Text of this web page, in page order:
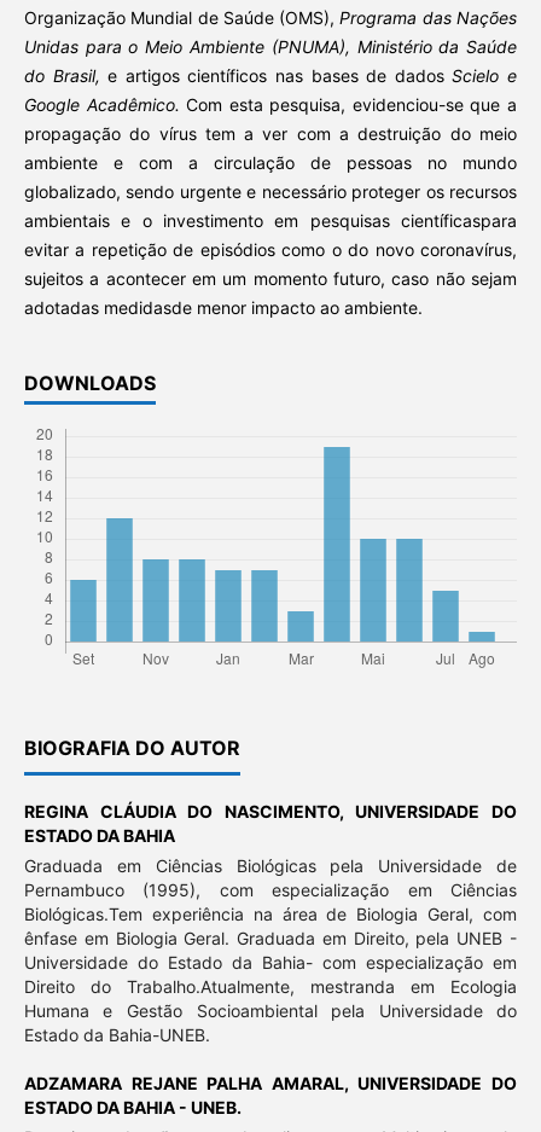
Organização Mundial de Saúde (OMS),Programa das Nações
Unidas para o Meio Ambiente (PNUMA), Ministério da Saúde
do Brasil,e artigos científicos nas bases de dadosScielo e
Google Acadêmico. Com esta pesquisa, evidenciou-se que a
propagação do vírus tem a ver com a destruição do meio
ambiente e com a circulação de pessoas no mundo
globalizado, sendo urgente e necessário proteger os recursos
ambientais e o investimento em pesquisas científicaspara
evitar a repetição de episódios como o do novo coronavírus,
sujeitos a acontecer em um momento futuro, caso não sejam
adotadas medidasde menor impacto ao ambiente.
DOWNLOADS
BIOGRAFIA DO AUTOR
REGINA CLÁUDIA DO NASCIMENTO,UNIVERSIDADE DO
ESTADO DA BAHIA
Graduada em Ciências Biológicas pela Universidade de
Pernambuco (1995), com especialização em Ciências
Biológicas.Tem experiência na área de Biologia Geral, com
ênfase em Biologia Geral. Graduada em Direito, pela UNEB -
Universidade do Estado da Bahia- com especialização em
Direito do Trabalho.Atualmente, mestranda em Ecologia
Humana e Gestão Socioambiental pela Universidade do
Estado da Bahia-UNEB.
ADZAMARA REJANE PALHA AMARAL,UNIVERSIDADE DO
ESTADO DA BAHIA - UNEB.